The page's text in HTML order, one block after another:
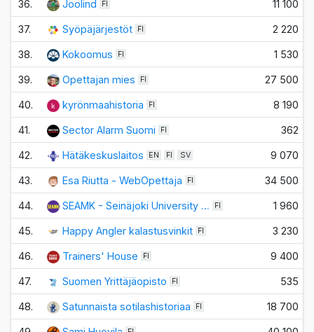
36. Joolind FI 11 100
37. Syöpäjärjestöt FI 2 220
38. Kokoomus FI 1 530
39. Opettajan mies FI 27 500
40. kyrönmaahistoria FI 8 190
41. Sector Alarm Suomi FI 362
42. Hätäkeskuslaitos EN FI SV 9 070
43. Esa Riutta - WebOpettaja FI 34 500
44. SEAMK - Seinäjoki University … FI 1 960
45. Happy Angler kalastusvinkit FI 3 230
46. Trainers' House FI 9 400
47. Suomen Yrittäjäopisto FI 535
48. Satunnaista sotilashistoriaa FI 18 700